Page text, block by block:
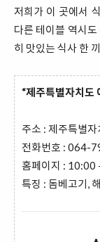
저희가 이 곳에서
다른 테이블 역시
히 맛있는 식사 한
“제주특별자치도
주소 : 제주특별
전화번호 : 064-
홈페이지 : 10:00
특징 : 돔베고기,